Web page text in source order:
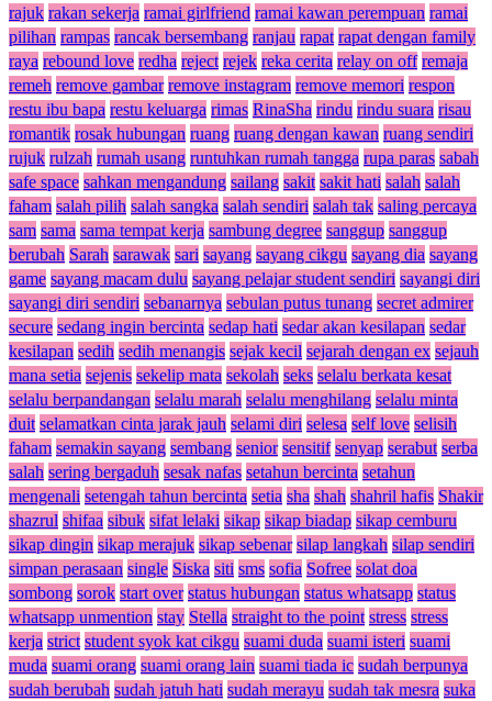
rajuk rakan sekerja ramai girlfriend ramai kawan perempuan ramai
pilihan rampas rancak bersembang ranjau rapat rapat dengan family
raya rebound love redha reject rejek reka cerita relay on off remaja
remeh remove gambar remove instagram remove memori respon
restu ibu bapa restu keluarga rimas RinaSha rindu rindu suara risau
romantik rosak hubungan ruang ruang dengan kawan ruang sendiri
rujuk rulzah rumah usang runtuhkan rumah tangga rupa paras sabah
safe space sahkan mengandung sailang sakit sakit hati salah salah
faham salah pilih salah sangka salah sendiri salah tak saling percaya
sam sama sama tempat kerja sambung degree sanggup sanggup
berubah Sarah sarawak sari sayang sayang cikgu sayang dia sayang
game sayang macam dulu sayang pelajar student sendiri sayangi diri
sayangi diri sendiri sebanarnya sebulan putus tunang secret admirer
secure sedang ingin bercinta sedap hati sedar akan kesilapan sedar
kesilapan sedih sedih menangis sejak kecil sejarah dengan ex sejauh
mana setia sejenis sekelip mata sekolah seks selalu berkata kesat
selalu berpandangan selalu marah selalu menghilang selalu minta
duit selamatkan cinta jarak jauh selami diri selesa self love selisih
faham semakin sayang sembang senior sensitif senyap serabut serba
salah sering bergaduh sesak nafas setahun bercinta setahun
mengenali setengah tahun bercinta setia sha shah shahril hafis Shakir
shazrul shifaa sibuk sifat lelaki sikap sikap biadap sikap cemburu
sikap dingin sikap merajuk sikap sebenar silap langkah silap sendiri
simpan perasaan single Siska siti sms sofia Sofree solat doa
sombong sorok start over status hubungan status whatsapp status
whatsapp unmention stay Stella straight to the point stress stress
kerja strict student syok kat cikgu suami duda suami isteri suami
muda suami orang suami orang lain suami tiada ic sudah berpunya
sudah berubah sudah jatuh hati sudah merayu sudah tak mesra suka